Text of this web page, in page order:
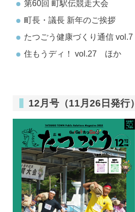
第60回 町駅伝競走大会
町長・議長 新年のご挨拶
たつごう健康づくり通信 vol.7
住もうディ！ vol.27 ほか
12月号（11月26日発行）